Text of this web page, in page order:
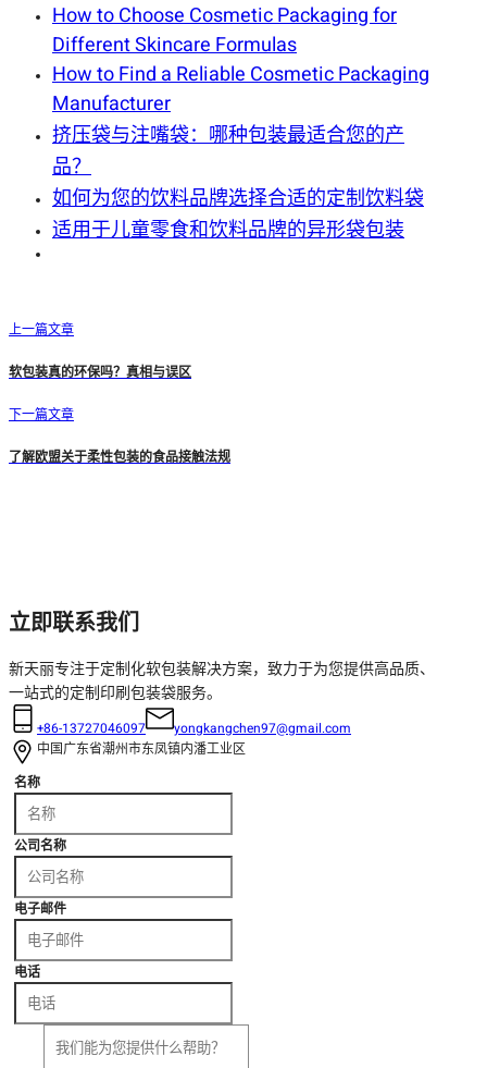
How to Choose Cosmetic Packaging for
Different Skincare Formulas
How to Find a Reliable Cosmetic Packaging
Manufacturer
挤压袋与注嘴袋：哪种包装最适合您的产
品？
如何为您的饮料品牌选择合适的定制饮料袋
适用于儿童零食和饮料品牌的异形袋包装
上一篇文章
软包装真的环保吗？真相与误区
下一篇文章
了解欧盟关于柔性包装的食品接触法规
立即联系我们
新天丽专注于定制化软包装解决方案，致力于为您提供高品质、
一站式的定制印刷包装袋服务。
+86-13727046097
yongkangchen97@gmail.com
中国广东省潮州市东凤镇内潘工业区
名称
公司名称
电子邮件
电话